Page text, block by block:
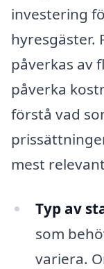
investering
hyresgäster.
påverkas av
påverka
förstå vad
mest
Typ av
som
variera.